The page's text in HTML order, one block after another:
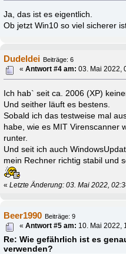
Ja, das ist es eigentlich.
Ob jetzt Win10 so viel sicherer
Dudeldei Beiträge: 6
«Antwort #4 am: 03. Mai 2022,
Ich hab` seit ca. 2006 (XP)
Und seither läuft es bestens.
Sobald ich das testweise mal
habe, wie es MIT Virenscanner
runter.
Und seit ich auch
mein Rechner richtig stabil und
«Letzte Änderung: 03. Mai 2022,
Beer1990 Beiträge: 9
Re: Wie gefährlich ist es
verwenden?
«Antwort #5 am: 10. Mai 2022,